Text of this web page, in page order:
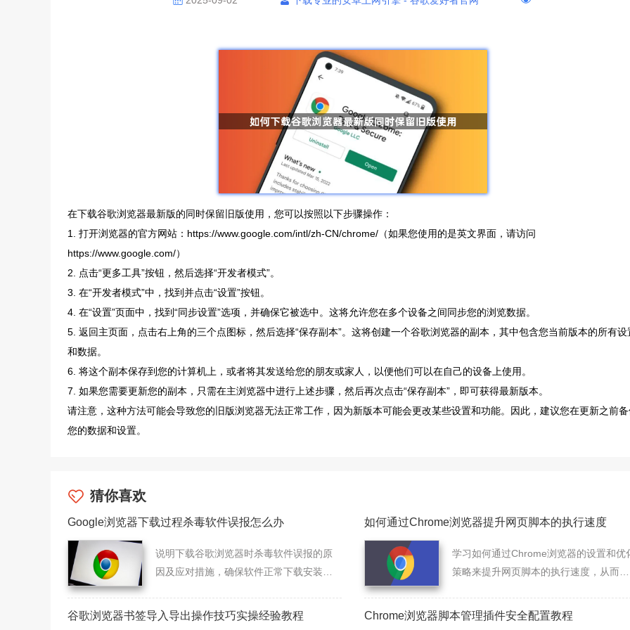
在下载谷歌浏览器最新版的同时保留旧版使用，您可以按照以下步骤操作：
1. 打开浏览器的官方网站：https://www.google.com/intl/zh-CN/chrome/（如果您使用的是英文界面，请访问
https://www.google.com/）
2. 点击“更多工具”按钮，然后选择“开发者模式”。
3. 在“开发者模式”中，找到并点击“设置”按钮。
4. 在“设置”页面中，找到“同步设置”选项，并确保它被选中。这将允许您在多个设备之间同步您的浏览数据。
5. 返回主页面，点击右上角的三个点图标，然后选择“保存副本”。这将创建一个谷歌浏览器的副本，其中包含您当前版本的所有设
和数据。
6. 将这个副本保存到您的计算机上，或者将其发送给您的朋友或家人，以便他们可以在自己的设备上使用。
7. 如果您需要更新您的副本，只需在主浏览器中进行上述步骤，然后再次点击“保存副本”，即可获得最新版本。
请注意，这种方法可能会导致您的旧版浏览器无法正常工作，因为新版本可能会更改某些设置和功能。因此，建议您在更新之前
您的数据和设置。
猜你喜欢
Google浏览器下载过程杀毒软件误报怎么办
说明下载谷歌浏览器时杀毒软件误报的原
因及应对措施，确保软件正常下载安装不
如何通过Chrome浏览器提升网页脚本的执行速度
学习如何通过Chrome浏览器的设置和优
策略来提升网页脚本的执行速度，从而改
谷歌浏览器书签导入导出操作技巧实操经验教程 Chrome浏览器脚本管理插件安全配置教程